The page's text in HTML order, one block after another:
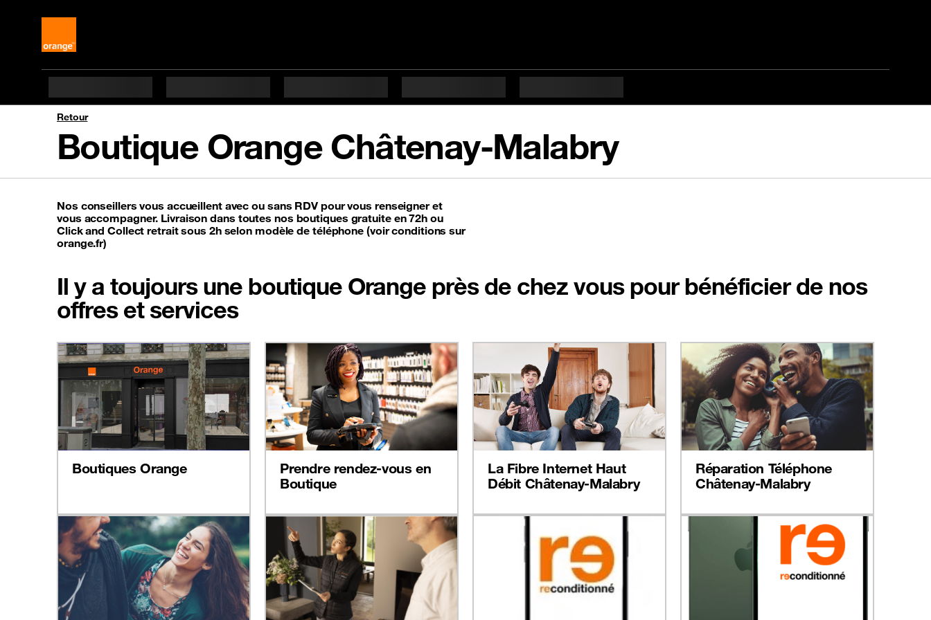
Retour
Boutique Orange Châtenay-Malabry
Nos conseillers vous accueillent avec ou sans RDV pour vous renseigner et
vous accompagner. Livraison dans toutes nos boutiques gratuite en 72h ou
Click and Collect retrait sous 2h selon modèle de téléphone (voir conditions sur
orange.fr)
Il y a toujours une boutique Orange près de chez vous pour bénéficier de nos
offres et services
Boutiques Orange
Prendre rendez-vous en
Boutique
La Fibre Internet Haut
Débit Châtenay-Malabry
Réparation Téléphone
Châtenay-Malabry